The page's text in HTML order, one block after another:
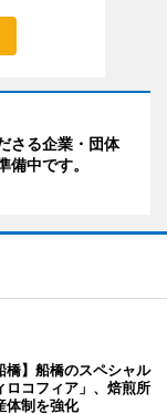
さる企業・団体
備中です。
橋】船橋のスペシャル
ロコフィア」、焙煎所
制を強化